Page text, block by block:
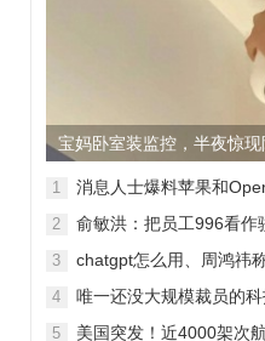
宝妈卧室装监控，半夜惊现
警方已介入调查
1
消息人士爆料苹果和
无现金交易、未来探索分
2
俞敏洪：把员工996看作
司，建议24节气都放假
3
chatgpt怎么用、周鸿祎
ChatGPT企业会被淘汰
4
唯一还没大规模裁员的科
苹果还能扛多久？
5
美国突发！近4000架次